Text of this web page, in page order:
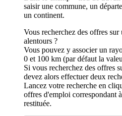
saisir une commune, un
un continent.
Vous recherchez des offres sur
alentours ?
Vous pouvez y associer un
0 et 100 km (par défaut la
Si vous recherchez des offres
devez alors effectuer deux
Lancez votre recherche en
offres d'emploi correspondant
restituée.